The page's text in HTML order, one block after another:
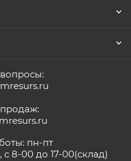
пн-пт
8-00 до 17-00(склад)